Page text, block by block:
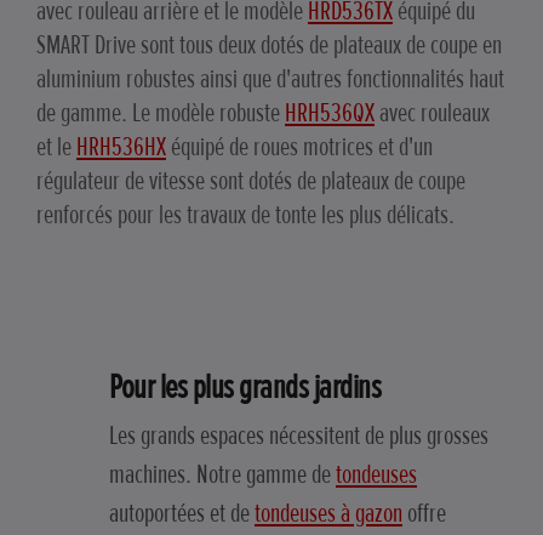
avec rouleau arrière et le modèleHRD536TXéquipé du
SMART Drive sont tous deux dotés de plateaux de coupe en
aluminium robustes ainsi que d'autres fonctionnalités haut
de gamme. Le modèle robusteHRH536QXavec rouleaux
et leHRH536HXéquipé de roues motrices et d'un
régulateur de vitesse sont dotés de plateaux de coupe
renforcés pour les travaux de tonte les plus délicats.
Pour les plus grands jardins
Les grands espaces nécessitent de plus grosses
machines. Notre gamme detondeuses
autoportées et detondeuses à gazon offre